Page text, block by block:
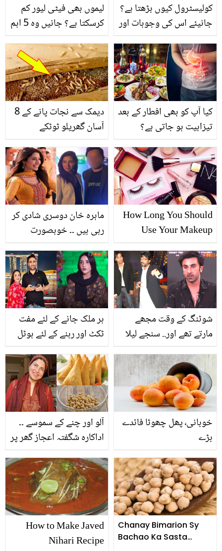
لیموں بھی فیٹی لیور کم
کرسکتا ہے؟ جانیں وہ 5 اہم
کو گھٹانے میں مفید ہیں
کولیسٹرول کیوں بڑھتا ہے؟
جانیئے اس کی وجوہات اور
والی 5 عام غذائیں
دیمک سے نجات پانے کے 8
آسان گھریلو ٹوٹکے
کیا آپ کو بھی افطار کے بعد
تیزابیت ہو جاتی ہے؟
5 گھریلو نسخے
ماہرہ خان دوسری شادی کر
رہی ہیں ۔۔ خوبصورت
کون ہے اور شادی کب
ہوگی؟
How Long You Should
Use Your Makeup
ہر ملک جانے کے لئے مفت
ٹکٹ اور رہنے کے لئے ہوٹل
کہاں سے کماتی ہیں؟
دیکھیں
شوٹنگ کے وقت مجھے
مارتے تھے اور.. سنجے لیلا
جو رنبیر کپور فلم چھوڑنا
چاہتے تھے؟ افسوس ناک
واقعہ
آلو اور چنے کے سموسے ۔۔
اداکارہ شگفتہ اعجاز گھر پر
اور اس کا ذائقہ بڑھانے کے
لئے کیا چیز ڈالتی ہیں؟
کھانے کا راز بتا دیا
خوبانی٬ پھل چھوٹا فائدے
بڑے
How to Make Javed
Nihari Recipe
Chanay Bimarion Sy
Bachao Ka Sasta